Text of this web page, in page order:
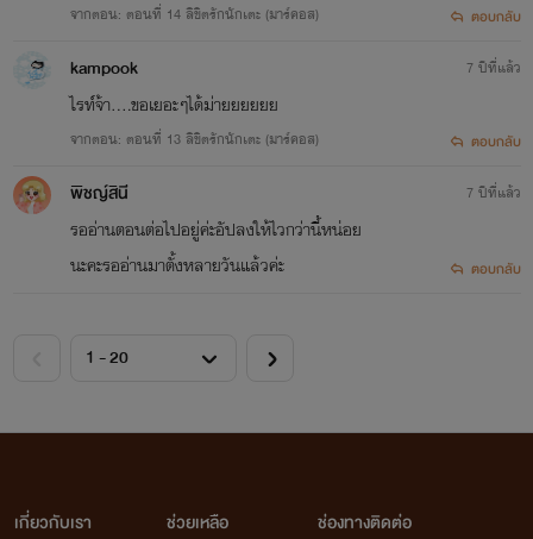
จากตอน: ตอนที่ 14 ลิขิตรักนักเตะ (มาร์คอส) ตอบกลับ
kampook
ไรท์จ้า....ขอเยอะๆได้ม่ายยยยยย
จากตอน: ตอนที่ 13 ลิขิตรักนักเตะ (มาร์คอส)
7 ปีที่แล้ว
ตอบกลับ
พิชญ์สินี
รออ่านตอนต่อไปอยู่ค่ะอัปลงให้ไวกว่านี้หน่อย
นะคะรออ่านมาตั้งหลายวันแล้วค่ะ
7 ปีที่แล้ว
ตอบกลับ
เกี่ยวกับเรา
ช่วยเหลือ
ช่องทางติดต่อ